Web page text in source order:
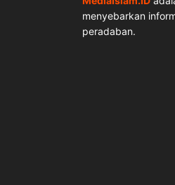
menyebarkan
peradaban.